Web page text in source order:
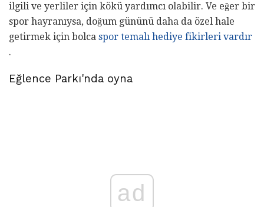
ilgili ve yerliler için kökü yardımcı olabilir. Ve eğer bir
spor hayranıysa, doğum gününü daha da özel hale
getirmek için bolca spor temalı hediye fikirleri vardır
.
Eğlence Parkı'nda oyna
ad